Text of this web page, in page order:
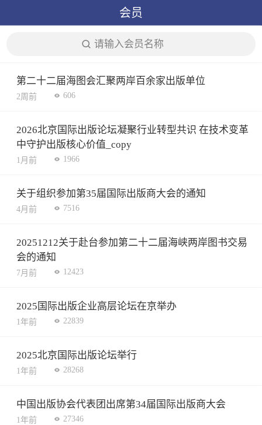
会员
请输入会员名称
第二十二届海图会汇聚两岸百余家出版单位
2周前 606
2026北京国际出版论坛凝聚行业转型共识 在技术变革
中守护出版核心价值_copy
1月前 1966
关于组织参加第35届国际出版商大会的通知
4月前 7516
20251212关于赴台参加第二十二届海峡两岸图书交易
会的通知
7月前 12423
2025国际出版企业高层论坛在京举办
1年前 22839
2025北京国际出版论坛举行
1年前 28268
中国出版协会代表团出席第34届国际出版商大会
1年前 27346